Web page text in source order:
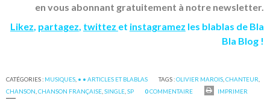
en vous abonnant gratuitement à notre newsletter.
Likez, partagez, twittez et instagramez les blablas de Bla
Bla Blog !
CATÉGORIES : MUSIQUES • • ARTICLES ET BLABLAS TAGS :OLIVIER MAROIS ,CHANTEUR
CHANSON ,CHANSON FRANÇAISE ,SINGLE ,SP 0COMMENTAIRE
IMPRIMER